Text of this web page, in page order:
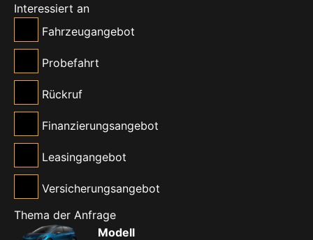
Interessiert an
Fahrzeugangebot
Probefahrt
Rückruf
Finanzierungsangebot
Leasingangebot
Versicherungsangebot
Thema der Anfrage
Modell